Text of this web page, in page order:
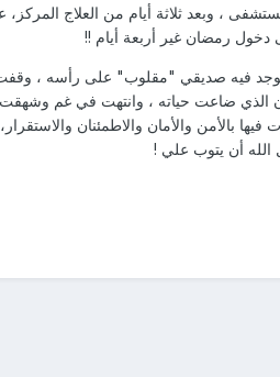
، وبعد ثلاثة أيام من العلاج المركز،
رمضان غير أربعة أيام !!
فيه صديقي "مقلوب" على رأسه ، وقفت
ضاعت حياته ، وانتهت في غم وشهقت
بالأمن والأمان والاطمئنان
أن يتوب علي !